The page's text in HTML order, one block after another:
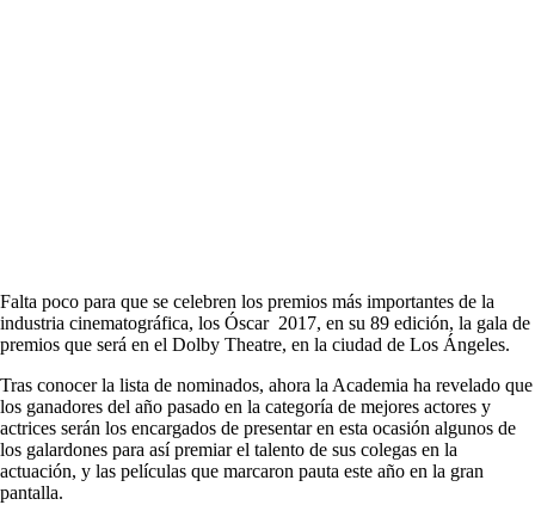
Falta poco para que se celebren los premios más importantes de la
industria cinematográfica, los Óscar 2017, en su 89 edición, la gala de
premios que será en el Dolby Theatre, en la ciudad de Los Ángeles.
Tras conocer la lista de nominados, ahora la Academia ha revelado que
los ganadores del año pasado en la categoría de mejores actores y
actrices serán los encargados de presentar en esta ocasión algunos de
los galardones para así premiar el talento de sus colegas en la
actuación, y las películas que marcaron pauta este año en la gran
pantalla.